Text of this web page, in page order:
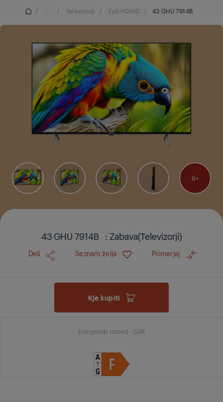
/ ... / Televizorji / Full HD/HD / 43 GHU 7914B
6
43 GHU 7914B : Zabava(Televizorji)
Deli Seznam želja Primerjaj
Kje kupiti
Energetski razred - SDR